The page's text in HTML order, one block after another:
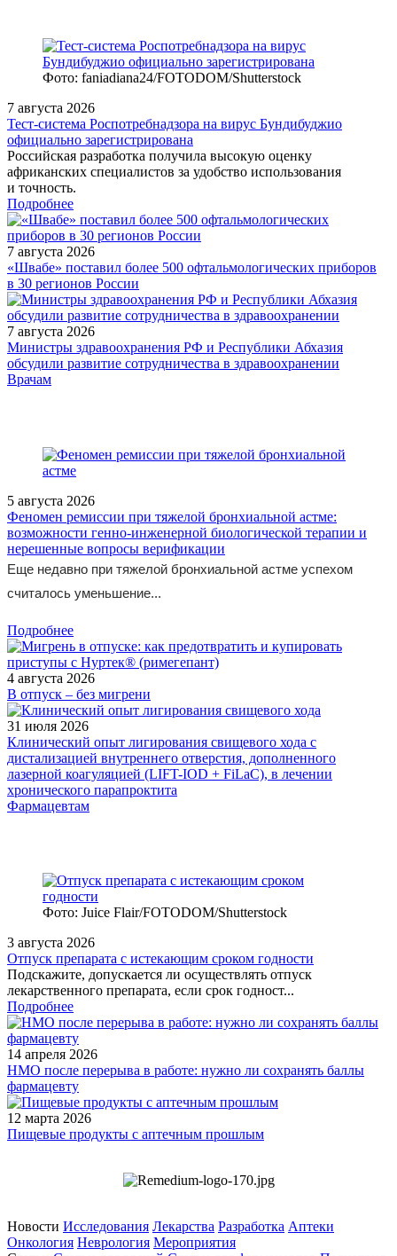
Фото: faniadiana24/FOTODOM/Shutterstock
7 августа 2026
Тест‑система Роспотребнадзора на вирус Бундибуджио
официально зарегистрирована
Российская разработка получила высокую оценку
африканских специалистов за удобство использования
и точность.
Подробнее
7 августа 2026
«Швабе» поставил более 500 офтальмологических приборов
в 30 регионов России
7 августа 2026
Министры здравоохранения РФ и Республики Абхазия
обсудили развитие сотрудничества в здравоохранении
/measures/Vebinar-Opredelyaet-li-biologicheskaya-aktivnost/
Врачам
5 августа 2026
Феномен ремиссии при тяжелой бронхиальной астме:
возможности генно-инженерной биологической терапии и
нерешенные вопросы верификации
Еще недавно при тяжелой бронхиальной астме успехом
считалось уменьшение...
Подробнее
4 августа 2026
В отпуск – без мигрени
31 июля 2026
Клинический опыт лигирования свищевого хода с
дистализацией внутреннего отверстия, дополненного
лазерной коагуляцией (LIFT-IOD + FiLaC), в лечении
хронического парапроктита
Фармацевтам
Фото: Juice Flair/FOTODOM/Shutterstoсk
3 августа 2026
Отпуск препарата с истекающим сроком годности
Подскажите, допускается ли осуществлять отпуск
лекарственного препарата, если срок годност...
Подробнее
14 апреля 2026
НМО после перерыва в работе: нужно ли сохранять баллы
фармацевту
12 марта 2026
Пищевые продукты с аптечным прошлым
Новости Исследования Лекарства Разработка Аптеки
Онкология Неврология Мероприятия